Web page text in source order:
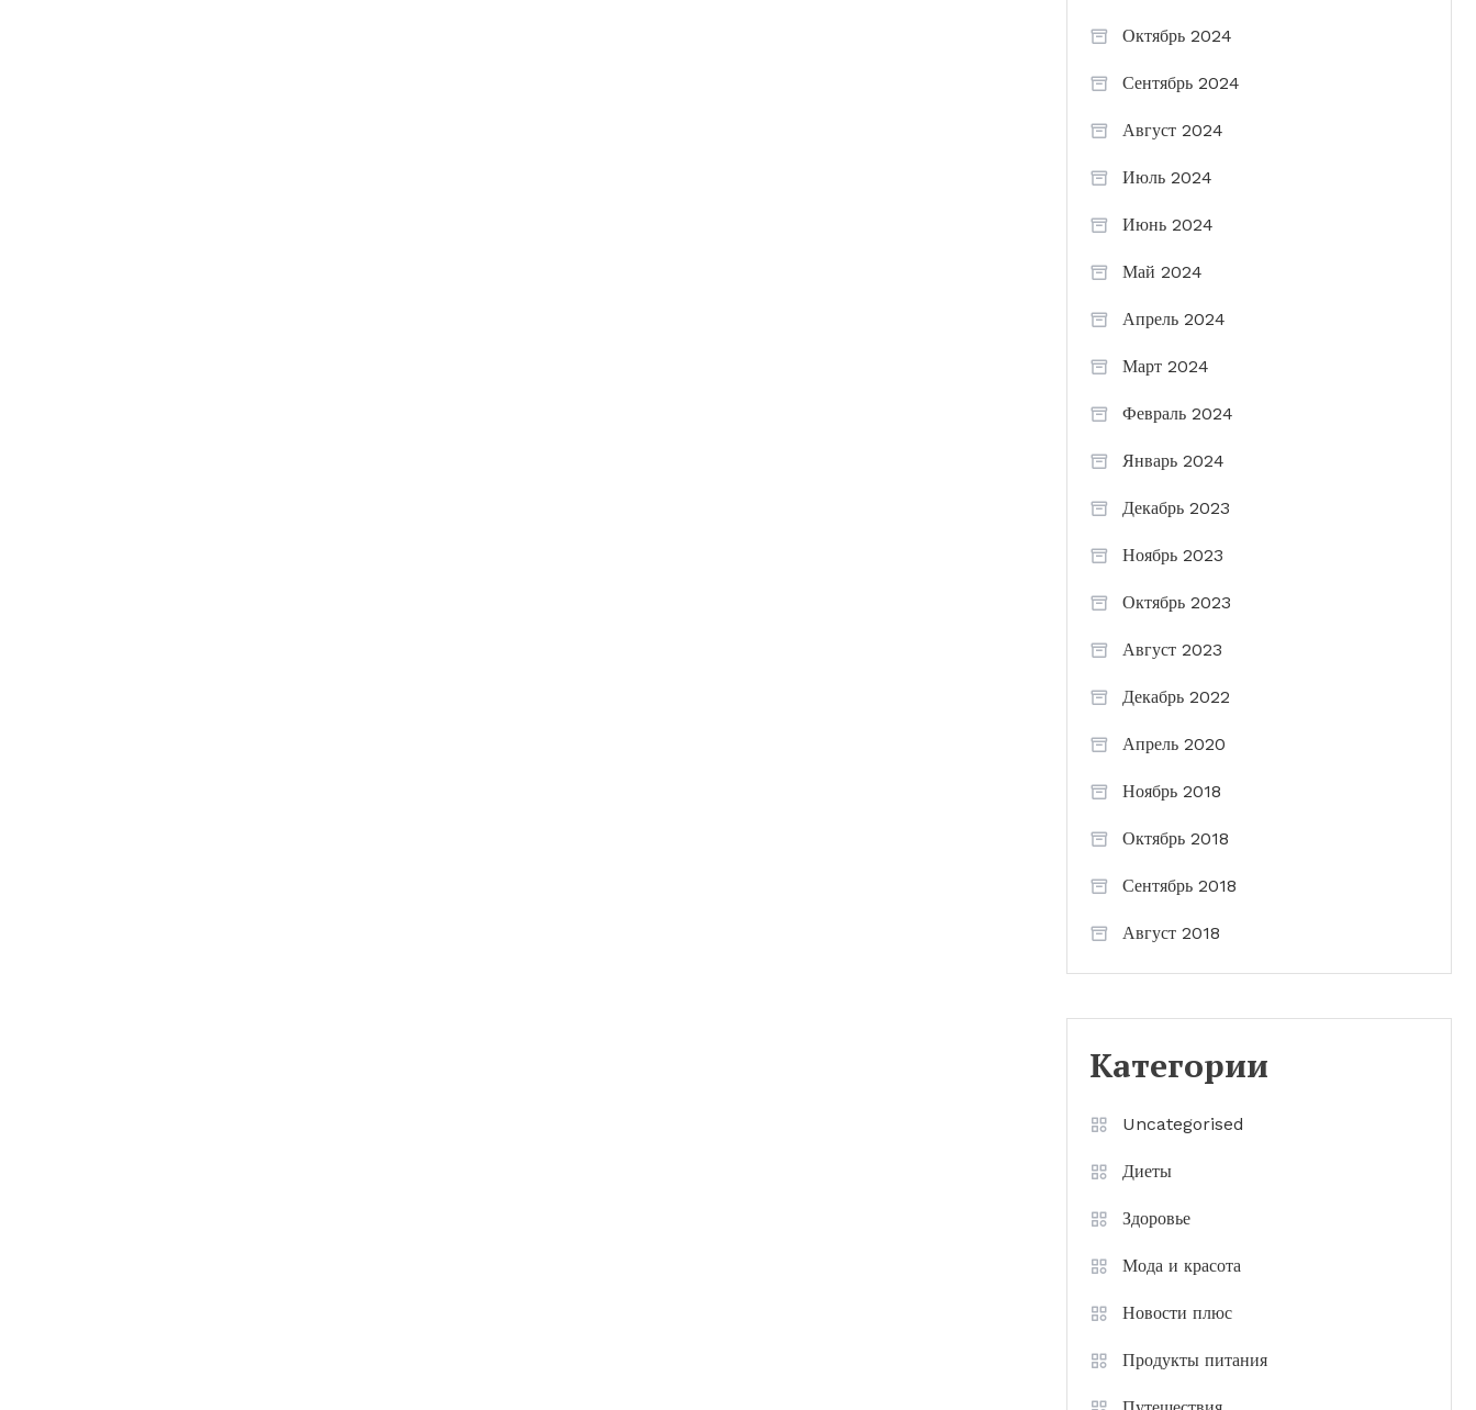
Октябрь 2024
Сентябрь 2024
Август 2024
Июль 2024
Июнь 2024
Май 2024
Апрель 2024
Март 2024
Февраль 2024
Январь 2024
Декабрь 2023
Ноябрь 2023
Октябрь 2023
Август 2023
Декабрь 2022
Апрель 2020
Ноябрь 2018
Октябрь 2018
Сентябрь 2018
Август 2018
Категории
Uncategorised
Диеты
Здоровье
Мода и красота
Новости плюс
Продукты питания